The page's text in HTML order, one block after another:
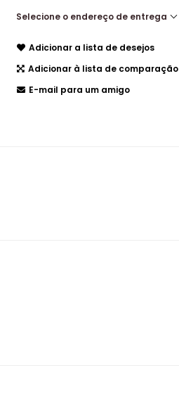
Selecione o endereço de entrega
Adicionar a lista de desejos
Adicionar à lista de comparação
E-mail para um amigo